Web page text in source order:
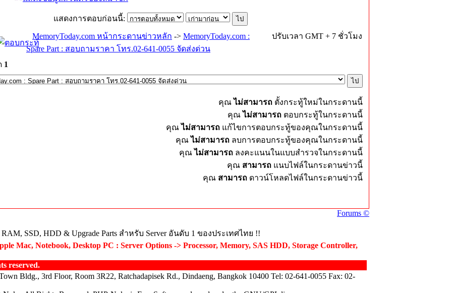
แสดงการตอบก่อนนี้:
MemoryToday.com หน้ากระดานข่าวหลัก -> MemoryToday.com :
Spare Part : สอบถามราคา โทร.02-641-0055 จัดส่งด่วน
ปรับเวลา GMT + 7 ชั่วโมง
1
คุณไม่สามารถ ตั้งกระทู้ใหม่ในกระดานนี้
คุณไม่สามารถ ตอบกระทู้ในกระดานนี้
คุณไม่สามารถ แก้ไขการตอบกระทู้ของคุณในกระดานนี้
คุณไม่สามารถ ลบการตอบกระทู้ของคุณในกระดานนี้
คุณไม่สามารถ ลงคะแนนในแบบสำรวจในกระดานนี้
คุณ สามารถ แนบไฟล์ในกระดานข่าวนี้
คุณ สามารถ ดาวน์โหลดไฟล์ในกระดานข่าวนี้
Forums ©
SSD, HDD & Upgrade Parts สำหรับ Server อันดับ 1 ของประเทศไทย !!
Mac, Notebook, Desktop PC : Server Options -> Processor, Memory, SAS HDD, Storage Controller,
reserved.
Bldg., 3rd Floor, Room 3R22, Ratchadapisek Rd., Dindaeng, Bangkok 10400 Tel: 02-641-0055 Fax: 02-